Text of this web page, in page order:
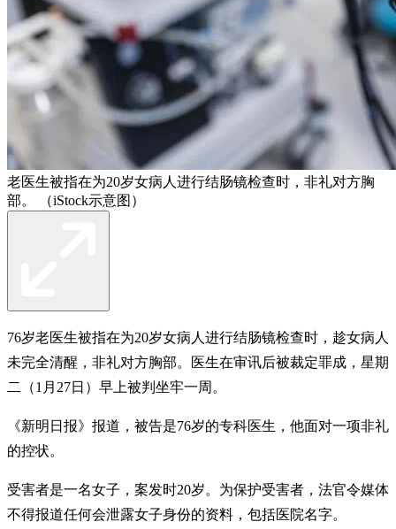
老医生被指在为20岁女病人进行结肠镜检查时，非礼对方胸
部。 （iStock示意图）
76岁老医生被指在为20岁女病人进行结肠镜检查时，趁女病人
未完全清醒，非礼对方胸部。医生在审讯后被裁定罪成，星期
二（1月27日）早上被判坐牢一周。
《新明日报》报道，被告是76岁的专科医生，他面对一项非礼
的控状。
受害者是一名女子，案发时20岁。为保护受害者，法官令媒体
不得报道任何会泄露女子身份的资料，包括医院名字。